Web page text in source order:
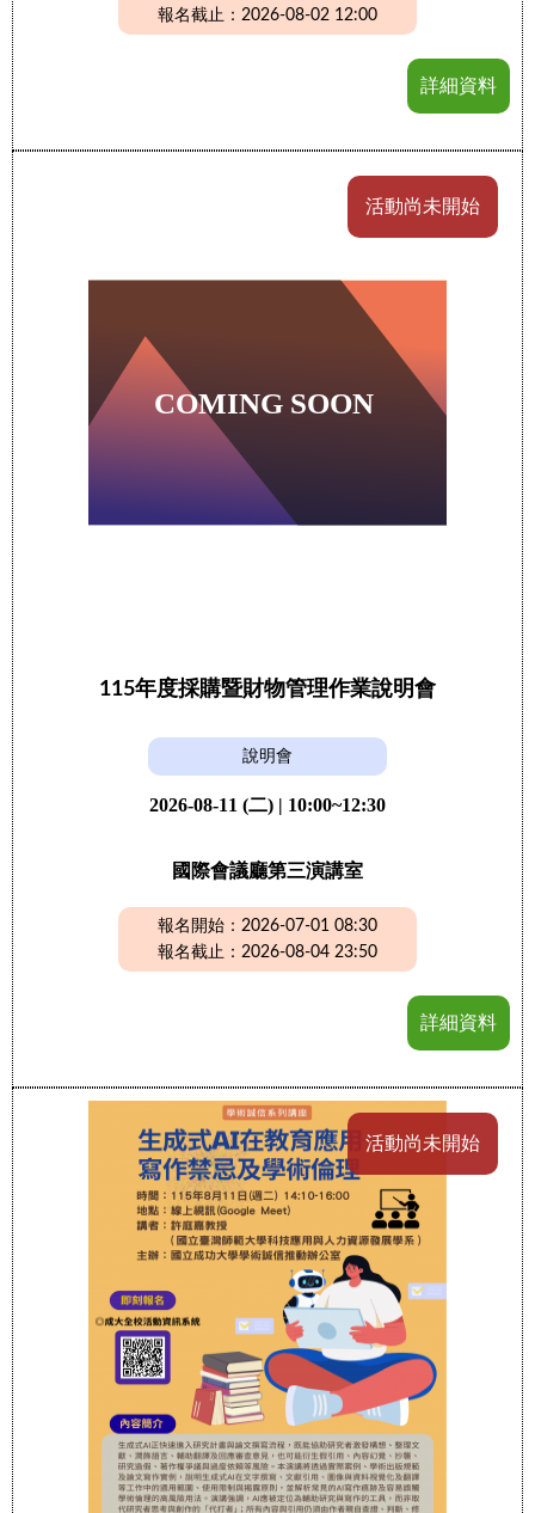
報名截止：2026-08-02 12:00
詳細資料
活動尚未開始
115年度採購暨財物管理作業說明會
說明會
2026-08-11 (二) | 10:00~12:30
國際會議廳第三演講室
報名開始：2026-07-01 08:30
報名截止：2026-08-04 23:50
詳細資料
活動尚未開始